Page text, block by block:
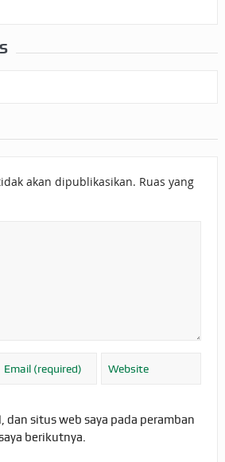
akan dipublikasikan. Ruas yang
dan situs web saya pada peramban
berikutnya.